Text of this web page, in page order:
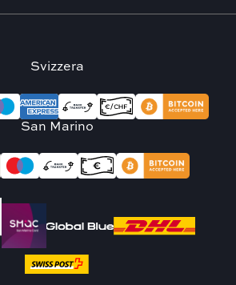
Svizzera
San Marino